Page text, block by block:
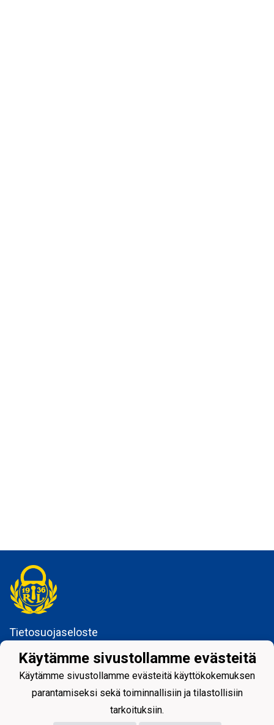
Tietosuojaseloste
Rauman Lukko ry
Kuninkaankatu 3
26100 Rauma
Käytämme sivustollamme evästeitä
Käytämme sivustollamme evästeitä käyttökokemuksen
parantamiseksi sekä toiminnallisiin ja tilastollisiin
tarkoituksiin.